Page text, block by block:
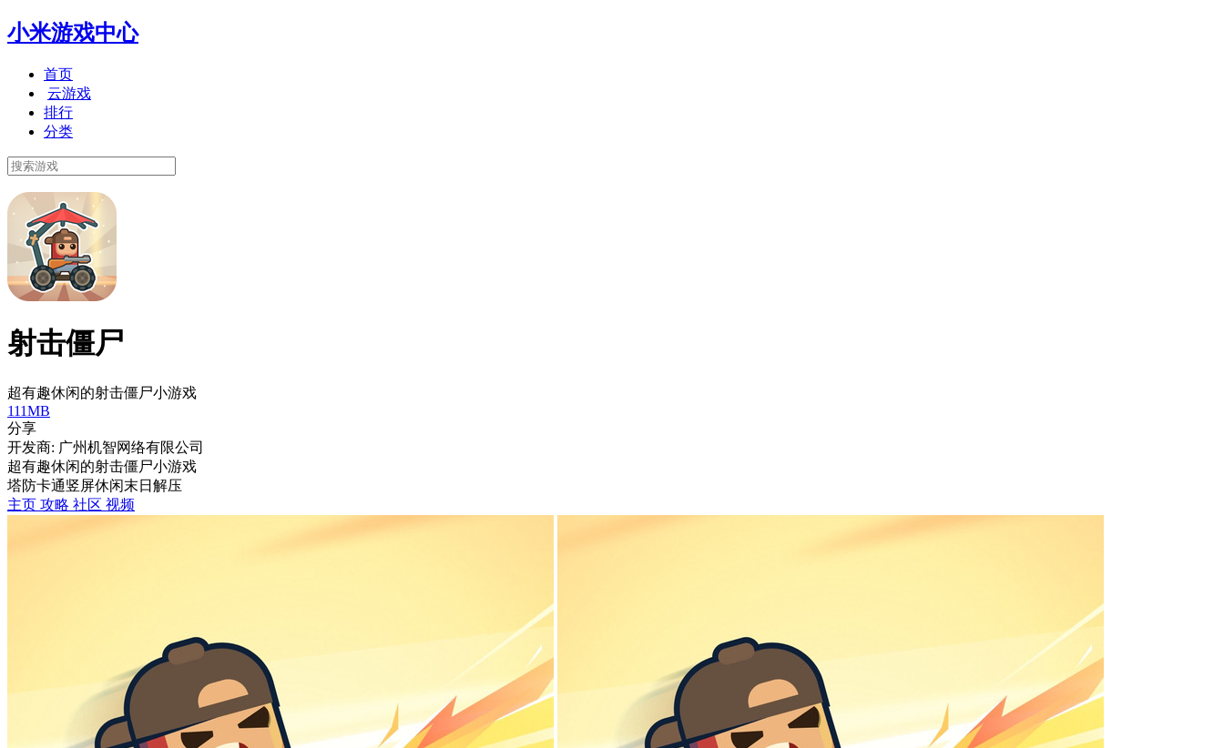
小米游戏中心
首页
云游戏
排行
分类
射击僵尸
超有趣休闲的射击僵尸小游戏
111MB
分享
开发商: 广州机智网络有限公司
超有趣休闲的射击僵尸小游戏
塔防卡通竖屏休闲末日 解压
主页 攻略 社区 视频